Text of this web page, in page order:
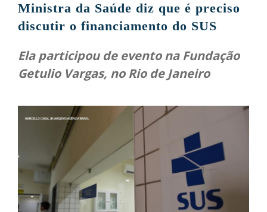
Ministra da Saúde diz que é preciso
discutir o financiamento do SUS
Ela participou de evento na Fundação
Getulio Vargas, no Rio de Janeiro